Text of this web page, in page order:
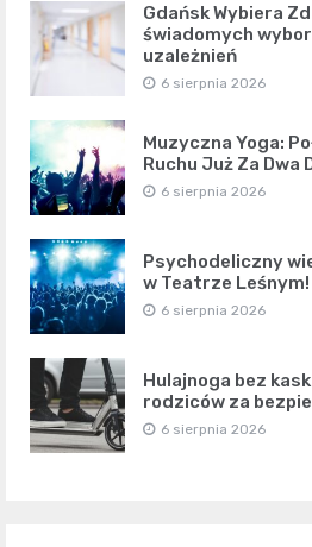
Gdańsk Wybiera
świadomych
uzależnień
6 sierpnia 2026
Muzyczna Yoga:
Ruchu Już Za Dwa
6 sierpnia 2026
Psychodeliczny
w Teatrze Leśnym!
6 sierpnia 2026
Hulajnoga bez
rodziców za
6 sierpnia 2026